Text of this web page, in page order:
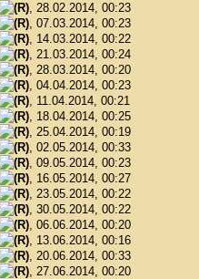
, 28.02.2014, 00:23
, 07.03.2014, 00:23
, 14.03.2014, 00:22
, 21.03.2014, 00:24
, 28.03.2014, 00:20
, 04.04.2014, 00:23
, 11.04.2014, 00:21
, 18.04.2014, 00:25
, 25.04.2014, 00:19
, 02.05.2014, 00:33
, 09.05.2014, 00:23
, 16.05.2014, 00:27
, 23.05.2014, 00:22
, 30.05.2014, 00:22
, 06.06.2014, 00:20
, 13.06.2014, 00:16
, 20.06.2014, 00:33
, 27.06.2014, 00:20